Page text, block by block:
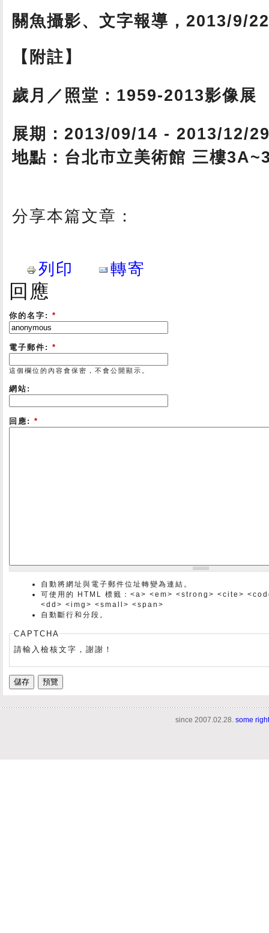
關魚攝影、文字報導，2013/9/22
【附註】
歲月／照堂：1959-2013影像展
展期：2013/09/14 - 2013/12/
地點：台北市立美術館 三樓
分享本篇文章：
列印 轉寄
回應
你的名字: *
電子郵件: *
這個欄位的內容會保密，不會公開顯示。
網站:
回應: *
自動將網址與電子郵件位址轉變為連結。
可使用的 HTML 標籤：<a> <em> <strong> <cite>
<dd> <img> <small> <span>
自動斷行和分段。
CAPTCHA
請輸入檢核文字，謝謝！
since 2007.02.28. some